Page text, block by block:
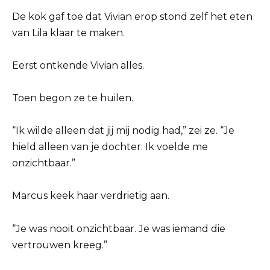
De kok gaf toe dat Vivian erop stond zelf het eten
van Lila klaar te maken.
Eerst ontkende Vivian alles.
Toen begon ze te huilen.
“Ik wilde alleen dat jij mij nodig had,” zei ze. “Je
hield alleen van je dochter. Ik voelde me
onzichtbaar.”
Marcus keek haar verdrietig aan.
“Je was nooit onzichtbaar. Je was iemand die
vertrouwen kreeg.”